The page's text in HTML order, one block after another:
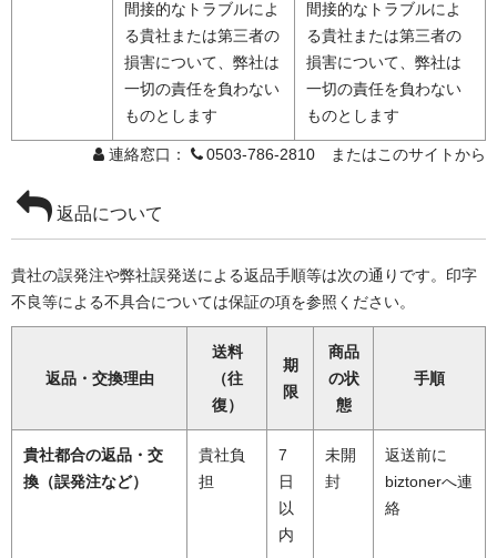
間接的なトラブルによ
る貴社または第三者の
損害について、弊社は
一切の責任を負わない
ものとします
間接的なトラブルによ
る貴社または第三者の
損害について、弊社は
一切の責任を負わない
ものとします
連絡窓口： 0503-786-2810 またはこのサイトから
返品について
貴社の誤発注や弊社誤発送による返品手順等は次の通りです。印字
不良等による不具合については保証の項を参照ください。
返品・交換理由
送料
（往
復）
期
限
商品
の状
態
手順
貴社都合の返品・交
換（誤発注など）
貴社負
担
7
日
以
内
未開
封
返送前に
biztonerへ連
絡